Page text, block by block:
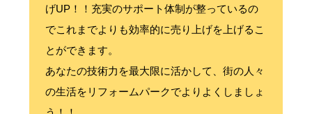
げUP！！充実のサポート体制が整っているの
でこれまでよりも効率的に売り上げを上げるこ
とができます。
あなたの技術力を最大限に活かして、街の人々
の生活をリフォームパークでよりよくしましょ